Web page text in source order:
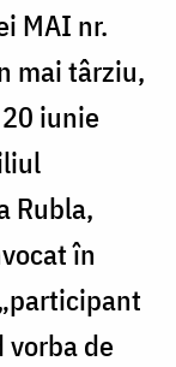
MAI nr.
mai târziu,
iunie
Rubla,
în
vorba de